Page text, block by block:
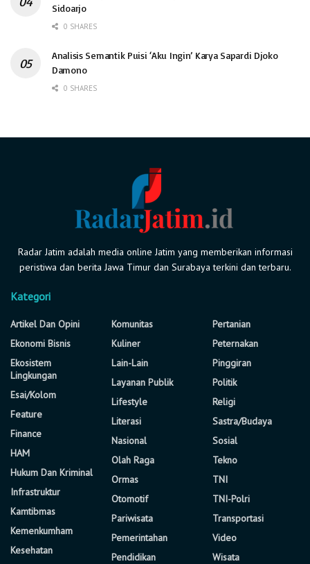
Sidoarjo
0 SHARES
Analisis Semantik Puisi ‘Aku Ingin’ Karya Sapardi Djoko
Damono
0 SHARES
Radar Jatim adalah media online Jatim yang memberikan informasi
peristiwa dan berita Jawa Timur dan Surabaya terkini dan terbaru.
Kategori
Artikel Dan Opini
Ekonomi Bisnis
Ekosistem
Lingkungan
Esai/Kolom
Feature
Finance
HAM
Hukum Dan Kriminal
Infrastruktur
Kamtibmas
Kemenkumham
Kesehatan
Komunitas
Kuliner
Lain-Lain
Layanan Publik
Lifestyle
Literasi
Nasional
Olah Raga
Ormas
Otomotif
Pariwisata
Pemerintahan
Pendidikan
Pertanian
Peternakan
Pinggiran
Politik
Religi
Sastra/Budaya
Sosial
Tekno
TNI
TNI-Polri
Transportasi
Video
Wisata